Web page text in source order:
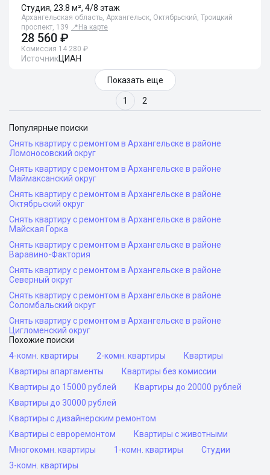
Студия, 23.8 м², 4/8 этаж
Архангельская область, Архангельск, Октябрьский, Троицкий
проспект, 139 📍 На карте
28 560 ₽
Комиссия 14 280 ₽
ИсточникЦИАН
Показать еще
1 2
Популярные поиски
Снять квартиру с ремонтом в Архангельске в районе
Ломоносовский округ
Снять квартиру с ремонтом в Архангельске в районе
Маймаксанский округ
Снять квартиру с ремонтом в Архангельске в районе
Октябрьский округ
Снять квартиру с ремонтом в Архангельске в районе
Майская Горка
Снять квартиру с ремонтом в Архангельске в районе
Варавино-Фактория
Снять квартиру с ремонтом в Архангельске в районе
Северный округ
Снять квартиру с ремонтом в Архангельске в районе
Соломбальский округ
Снять квартиру с ремонтом в Архангельске в районе
Цигломенский округ
Похожие поиски
4-комн. квартиры
2-комн. квартиры
Квартиры
Квартиры апартаменты
Квартиры без комиссии
Квартиры до 15000 рублей
Квартиры до 20000 рублей
Квартиры до 30000 рублей
Квартиры с дизайнерским ремонтом
Квартиры с евроремонтом
Квартиры с животными
Многокомн. квартиры
1-комн. квартиры
Студии
3-комн. квартиры